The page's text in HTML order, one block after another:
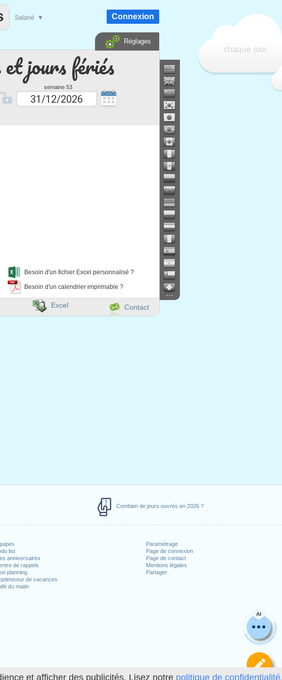
et afficher des publicités. Lisez notre politique de
Combien de jours ouvrés en 2026 ?
list
anniversaires
de rappels
planning
de vacances
du matin
Paramétrage
Page de connexion
Page de contact
Mentions légales
Partager
et jours fériés
semaine 53
Besoin d'un fichier Excel personnalisé ?
Besoin d'un calendrier imprimable ?
AI
chaque jour
Salarié ▼ Connexion
Réglages
...
Contact
Excel